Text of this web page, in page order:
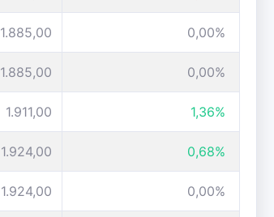
1.885,00 0,00%
1.885,00 0,00%
1.911,00 1,36%
1.924,00 0,68%
1.924,00 0,00%